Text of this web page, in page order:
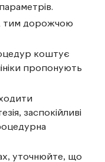
тим дорожчою
коштує
пропонують
заспокійливі
уточнюйте, що